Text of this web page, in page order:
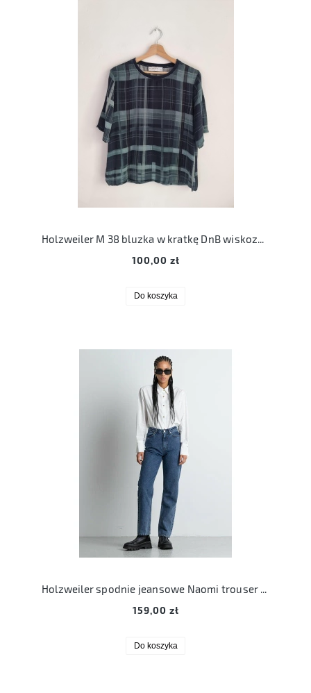
Holzweiler M 38 bluzka w kratkę DnB wiskozowa
100,00 zł
Do koszyka
159,00 zł
Do koszyka